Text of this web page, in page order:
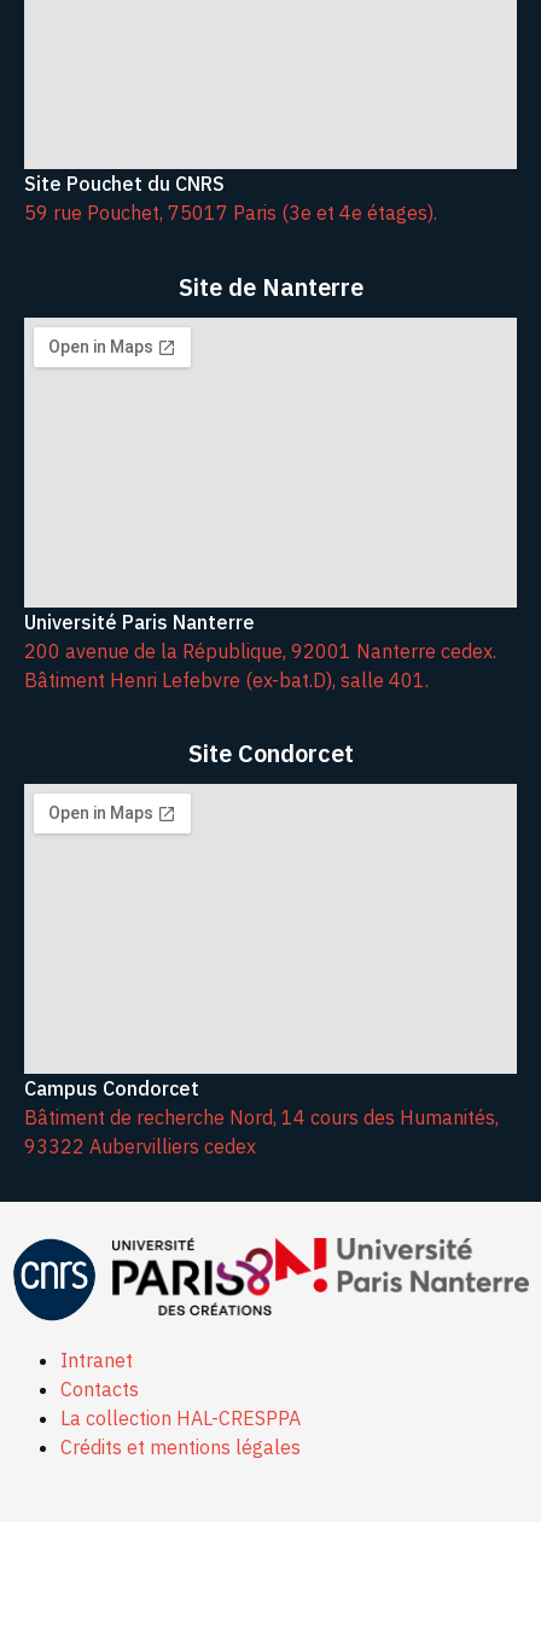
Site Pouchet du CNRS
59 rue Pouchet, 75017 Paris (3e et 4e étages).
Site de Nanterre
Université Paris Nanterre
200 avenue de la République, 92001 Nanterre cedex.
Bâtiment Henri Lefebvre (ex-bat.D), salle 401.
Site Condorcet
Campus Condorcet
Bâtiment de recherche Nord, 14 cours des Humanités,
93322 Aubervilliers cedex
Intranet
Contacts
La collection HAL-CRESPPA
Crédits et mentions légales